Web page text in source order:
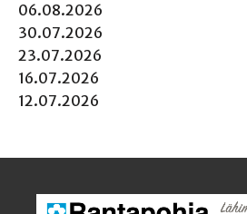
06.08.2026
30.07.2026
23.07.2026
16.07.2026
12.07.2026